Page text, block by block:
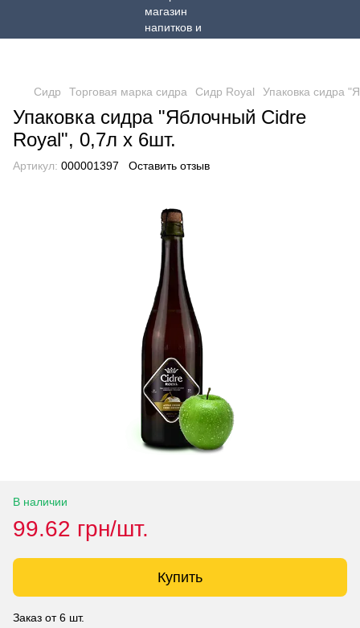
Сидр Торговая марка сидра Сидр Royal Упаковка сидра
Упаковка сидра "Яблочный Cidre
Royal", 0,7л х 6шт.
Артикул: 000001397 Оставить отзыв
В наличии
99.62 грн/шт.
Купить
Заказ от 6 шт.